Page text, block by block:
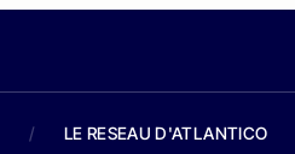
/ LE RESEAU D'ATLANTICO